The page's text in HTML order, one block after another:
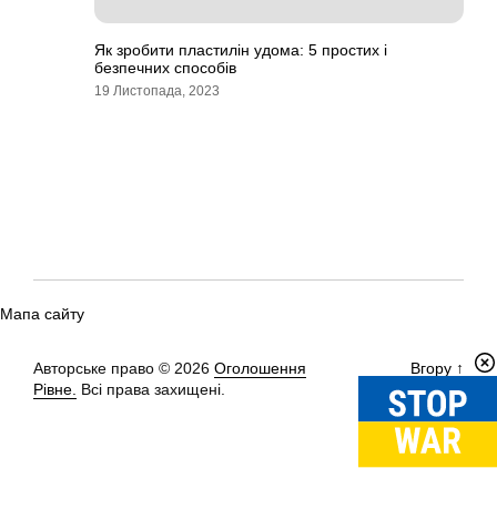
Як зробити пластилін удома: 5 простих і
безпечних способів
19 Листопада, 2023
Мапа сайту
Авторське право © 2026 Оголошення
Рівне. Всі права захищені.
Вгору ↑